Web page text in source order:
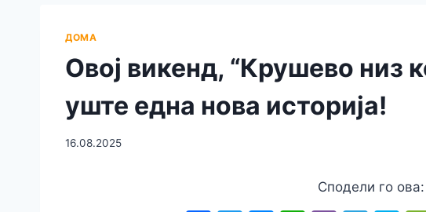
ДОМА
Овој викенд, “Крушево низ
уште една нова историја!
16.08.2025
Сподели го ова: